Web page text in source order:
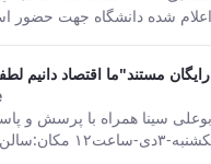
This result comes from the
سینا همراه با پرسش و
سمینار-دانشکده اقتصاد